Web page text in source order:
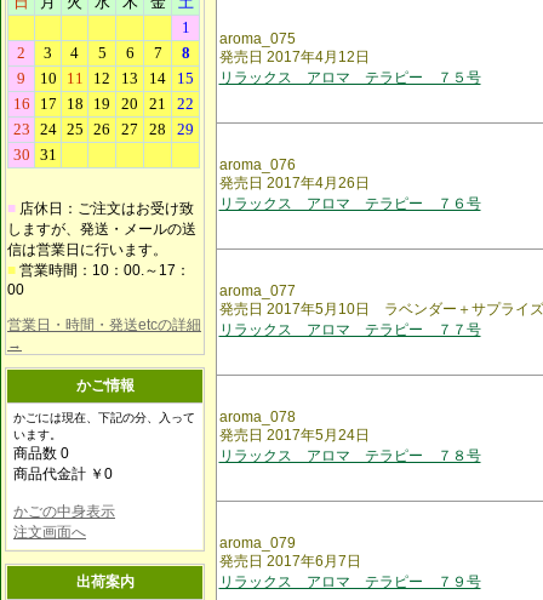
■ 店休日：ご注文はお受け致
しますが、発送・メールの送
信は営業日に行います。
■ 営業時間：10：00.～17：
00
営業日・時間・発送etcの詳細
→
かご情報
かごには現在、下記の分、入って
います。
商品数 0
商品代金計 ￥0
かごの中身表示
注文画面へ
出荷案内
aroma_075
発売日 2017年4月12日
リラックス アロマ テラピー ７５号
aroma_076
発売日 2017年4月26日
リラックス アロマ テラピー ７６号
aroma_077
発売日 2017年5月10日 ラベンダー＋サプライ
リラックス アロマ テラピー ７７号
aroma_078
発売日 2017年5月24日
リラックス アロマ テラピー ７８号
aroma_079
発売日 2017年6月7日
リラックス アロマ テラピー ７９号